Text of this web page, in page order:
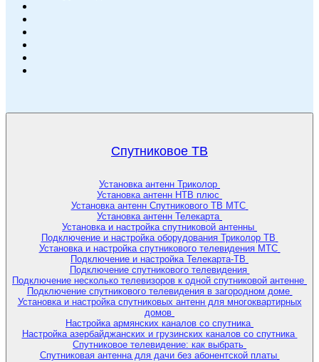
Спутниковое ТВ
Установка антенн Триколор
Установка антенн НТВ плюс
Установка антенн Спутникового ТВ МТС
Установка антенн Телекарта
Установка и настройка спутниковой антенны
Подключение и настройка оборудования Триколор ТВ
Установка и настройка спутникового телевидения МТС
Подключение и настройка Телекарта-ТВ
Подключение спутникового телевидения
Подключение несколько телевизоров к одной спутниковой антенне
Подключение спутникового телевидения в загородном доме
Установка и настройка спутниковых антенн для многоквартирных
домов
Настройка армянских каналов со спутника
Настройка азербайджанских и грузинских каналов со спутника
Спутниковое телевидение: как выбрать
Спутниковая антенна для дачи без абонентской платы